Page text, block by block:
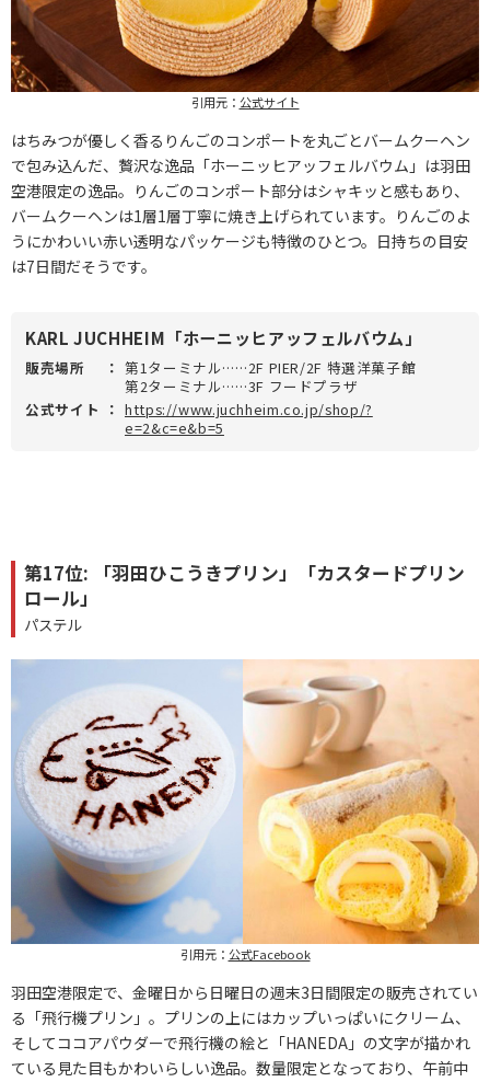
引用元： 公式サイト
はちみつが優しく香るりんごのコンポートを丸ごとバームクーヘン
で包み込んだ、贅沢な逸品「ホーニッヒアッフェルバウム」は羽田
空港限定の逸品。りんごのコンポート部分はシャキッと感もあり、
バームクーヘンは1層1層丁寧に焼き上げられています。りんごのよ
うにかわいい赤い透明なパッケージも特徴のひとつ。日持ちの目安
は7日間だそうです。
KARL JUCHHEIM「ホーニッヒアッフェルバウム」
販売場所 ： 第1ターミナル……2F PIER/2F 特選洋菓子館
第2ターミナル……3F フードプラザ
公式サイト
： https://www.juchheim.co.jp/shop/?
e=2&c=e&b=5
第17位: 「羽田ひこうきプリン」「カスタードプリン
ロール」
パステル
引用元： 公式Facebook
羽田空港限定で、金曜日から日曜日の週末3日間限定の販売されてい
る「飛行機プリン」。プリンの上にはカップいっぱいにクリーム、
そしてココアパウダーで飛行機の絵と「HANEDA」の文字が描かれ
ている見た目もかわいらしい逸品。数量限定となっており、午前中